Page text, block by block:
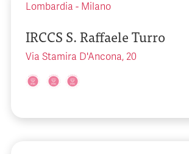
Lombardia - Milano
IRCCS S. Raffaele Turro
Via Stamira D'Ancona, 20